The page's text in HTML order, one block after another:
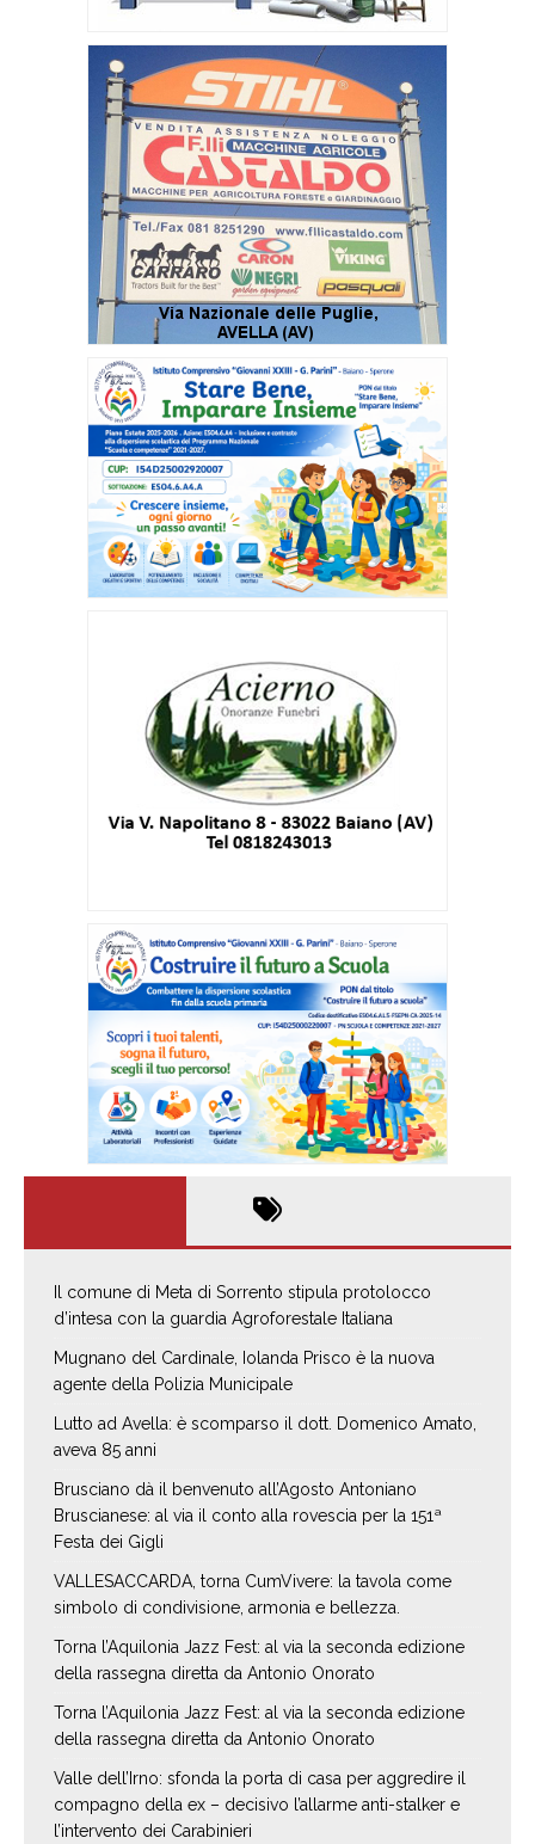
Il comune di Meta di Sorrento stipula protolocco
d’intesa con la guardia Agroforestale Italiana
Mugnano del Cardinale, Iolanda Prisco è la nuova
agente della Polizia Municipale
Lutto ad Avella: è scomparso il dott. Domenico Amato,
aveva 85 anni
Brusciano dà il benvenuto all’Agosto Antoniano
Bruscianese: al via il conto alla rovescia per la 151ª
Festa dei Gigli
VALLESACCARDA, torna CumVivere: la tavola come
simbolo di condivisione, armonia e bellezza.
Torna l’Aquilonia Jazz Fest: al via la seconda edizione
della rassegna diretta da Antonio Onorato
Torna l’Aquilonia Jazz Fest: al via la seconda edizione
della rassegna diretta da Antonio Onorato
Valle dell’Irno: sfonda la porta di casa per aggredire il
compagno della ex – decisivo l’allarme anti-stalker e
l’intervento dei Carabinieri